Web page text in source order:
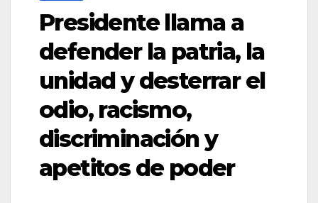
Presidente llama a
defender la patria, la
unidad y desterrar el
odio, racismo,
discriminación y
apetitos de poder